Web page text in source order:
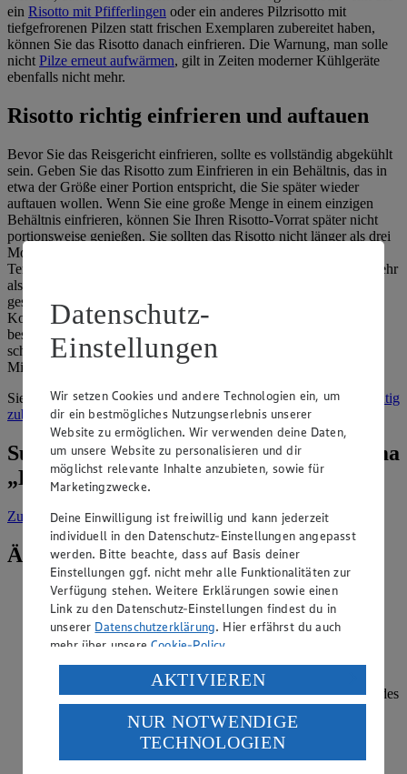
ein Risotto mit Pfifferlingen oder ein anderes Pilzrisotto mit
tiefgefrorenen Pilzen statt frischen Exemplaren zubereitet haben,
können Sie das Risotto danach einfrieren. Die Warnung, man solle
nicht Pilze erneut aufwärmen, gilt in Zeiten moderner Kühlgeräte
ebenfalls nicht mehr.
Risotto richtig einfrieren und auftauen
Bevor Sie das Reisgericht einfrieren, sollte es vollständig abgekühlt
sein. Geben Sie das Risotto zum Einfrieren in ein Behältnis, das in
etwa der Größe einer Portion entspricht, die Sie später wieder
auftauen wollen. Wenn Sie eine große Menge in einem einzigen
Behältnis einfrieren, können Sie Ihren Risotto-Vorrat später nicht
portionsweise genießen. Sie sollten das Risotto nicht länger als drei
Monate im Gefrierschrank aufbewahren, wenn dieser mit einer
Temperatur von -18 Grad kühlt. Tauen Sie das Essen erst nach mehr
als drei Monaten auf, hat dies zwar nicht sofort
gesundheitsschädliche Konsequenzen, das Risotto verliert aber an
Konsistenz und Aroma. Stellen Sie das Risotto zum Auftauen am
besten in den Kühlschrank, so verläuft der Prozess am
schonendsten. Muss es schnell gehen, tut es aber auch die
Mikrowelle.
Sie sind Risotto-Neuling? Wir verraten Ihnen, wie Sie Risotto richtig
zubereiten .
Suche weitere Tipps & Tricks zum Thema
„Kochen“
Zur Suchevorgefiltert nach Kategorie: Kochen
Ähnliche Inhalte
Wie blanchiert man Gemüse?
Kategorie:Kochen
Um die Farbe von Gemüse zu erhalten, ist es sinnvoll,
Gemüse vor dem Einfrieren zu blanchieren. Dazu wird das
gewaschene und zerteilte Gemüse für kurze Zeit in kochendes
anschließend schnell i…
Datenschutz-
Einstellungen
Wir setzen Cookies und andere Technologien ein, um
dir ein bestmögliches Nutzungserlebnis unserer
Website zu ermöglichen. Wir verwenden deine Daten,
um unsere Website zu personalisieren und dir
möglichst relevante Inhalte anzubieten, sowie für
Marketingzwecke.
Deine Einwilligung ist freiwillig und kann jederzeit
individuell in den Datenschutz-Einstellungen angepasst
werden. Bitte beachte, dass auf Basis deiner
Einstellungen ggf. nicht mehr alle Funktionalitäten zur
Verfügung stehen. Weitere Erklärungen sowie einen
Link zu den Datenschutz-Einstellungen findest du in
unserer Datenschutzerklärung. Hier erfährst du auch
mehr über unsereCookie-Policy.
Verarbeitung deiner personenbezogenen Daten in den
USA durch Facebook und YouTube:
Wenn du auf „Aktivieren“ klickst, willigst du im Sinne
des Art. 49 Abs. 1 Satz 1 lit. a) DSGVO ein, dass deine
Daten in den USA verarbeitet werden. Der EuGH sieht
AKTIVIEREN
NUR NOTWENDIGE
TECHNOLOGIEN